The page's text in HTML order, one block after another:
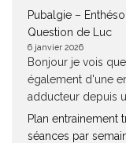
Pubalgie –
Question de Luc
6 janvier 2026
Bonjour je vois
également d'une
adducteur depuis
Plan entrainement
séances par